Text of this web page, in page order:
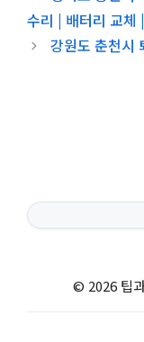
수리 | 배터리 교체
강원도 춘천시
© 2026 팁